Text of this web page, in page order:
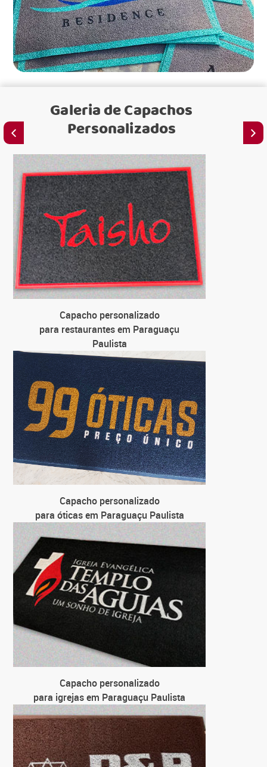
Galeria deCapachos
Personalizados
Capacho personalizado
para restaurantes em Paraguaçu
Paulista
Capacho personalizado
para óticas em Paraguaçu Paulista
Capacho personalizado
para igrejas em Paraguaçu Paulista